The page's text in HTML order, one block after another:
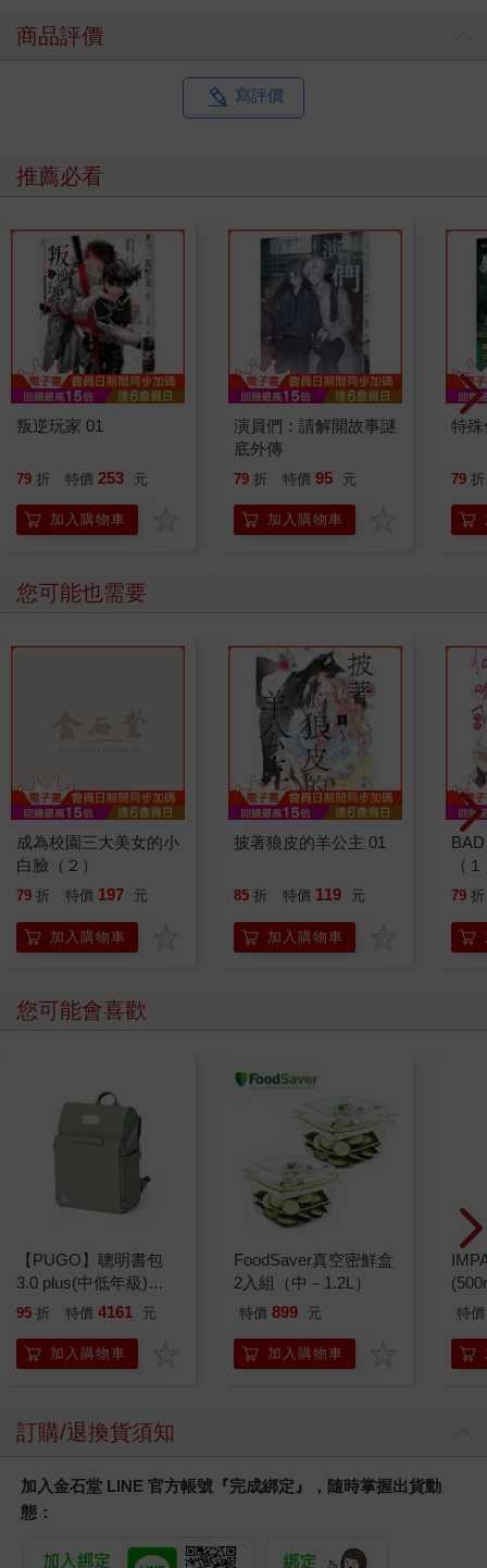
商品評價
寫評價
推薦必看
叛逆玩家 01
79 折 特價 253 元
加入購物車
演員們：請解開故事謎
底外傳
79 折 特價 95 元
加入購物車
特
79 折
您可能也需要
成為校園三大美女的小
白臉（２）
79 折 特價 197 元
加入購物車
披著狼皮的羊公主 01
85 折 特價 119 元
加入購物車
（
79 折
您可能會喜歡
【PUGO】聰明書包
3.0 plus(中低年級)沙
綠 全新進化玩美上市
95 折 特價 4161 元
加入購物車
FoodSaver真空密鮮盒
2入組（中－1.2L）
特價 899 元
加入購物車
特價
訂購/退換貨須知
加入金石堂 LINE 官方帳號『完成綁定』，隨時掌握出貨動
態：